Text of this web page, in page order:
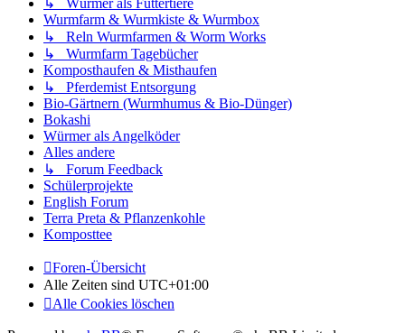
↳ Würmer als Futtertiere
Wurmfarm & Wurmkiste & Wurmbox
↳ Reln Wurmfarmen & Worm Works
↳ Wurmfarm Tagebücher
Komposthaufen & Misthaufen
↳ Pferdemist Entsorgung
Bio-Gärtnern (Wurmhumus & Bio-Dünger)
Bokashi
Würmer als Angelköder
Alles andere
↳ Forum Feedback
Schülerprojekte
English Forum
Terra Preta & Pflanzenkohle
Komposttee
Foren-Übersicht
Alle Zeiten sind UTC+01:00
Alle Cookies löschen